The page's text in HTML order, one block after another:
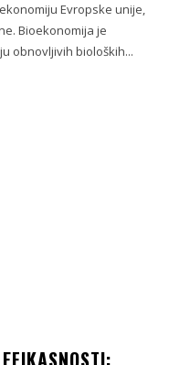
Evropske unije,
Bioekonomija je
obnovljivih bioloških...